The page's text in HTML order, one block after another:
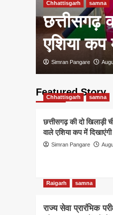
Chhattisgarh samna
छत्तीसगढ़
एशिया कप
Simran Pangare
Featured Story
Chhattisgarh samna
छत्तीसगढ़ की दो खिलाड़ी
वाले एशिया कप में
Simran Pangare
Raigarh samna
राज्य सेवा प्रारंभिक